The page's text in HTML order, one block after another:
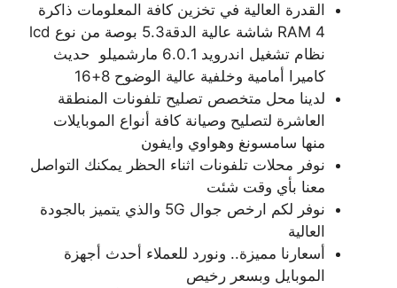
القدرة العالية في تخزين كافة المعلومات ذاكرة
RAM 4 شاشة عالية الدقة5.3 بوصة من نوع lcd
نظام تشغيل اندرويد 6.0.1 مارشميلو حديث
كاميرا أمامية وخلفية عالية الوضوح 8+16
لدينا محل متخصص تصليح تلفونات المنطقة
العاشرة لتصليح وصيانة كافة أنواع الموبايلات
منها سامسونغ وهواوي وايفون
نوفر محلات تلفونات اثناء الحظر يمكنك التواصل
معنا بأي وقت شئت
نوفر لكم ارخص جوال 5G والذي يتميز بالجودة
العالية
أسعارنا مميزة.. ونورد للعملاء أحدث أجهزة
الموبايل وبسعر رخيص